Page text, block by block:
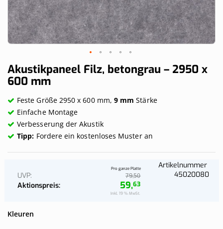
Skip
to
the
of
the
images
gallery
Akustikpaneel Filz, betongrau – 2950 x
600 mm
Feste Größe 2950 x 600 mm, 9 mm Stärke
Einfache Montage
Verbesserung der Akustik
Tipp: Fordere ein kostenloses Muster an
UVP 79,50
Aktionspreis
Pro ganze Platte
59,63
Inkl. 19 % MwSt.
Artikelnummer
45020080
Kleuren